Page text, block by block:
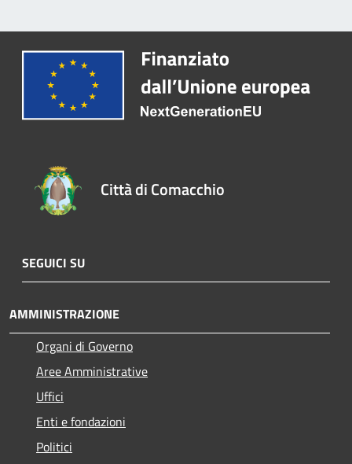
Città di Comacchio
SEGUICI SU
AMMINISTRAZIONE
Organi di Governo
Aree Amministrative
Uffici
Enti e fondazioni
Politici